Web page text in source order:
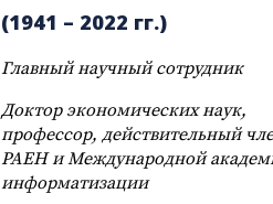
(1941 – 2022 гг.)
Главный научный сотрудник
Доктор экономических наук,
профессор, действительный
РАЕН и Международной
информатизации